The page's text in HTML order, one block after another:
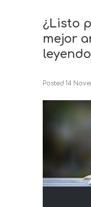
¿Listo
mejor
Posted 14